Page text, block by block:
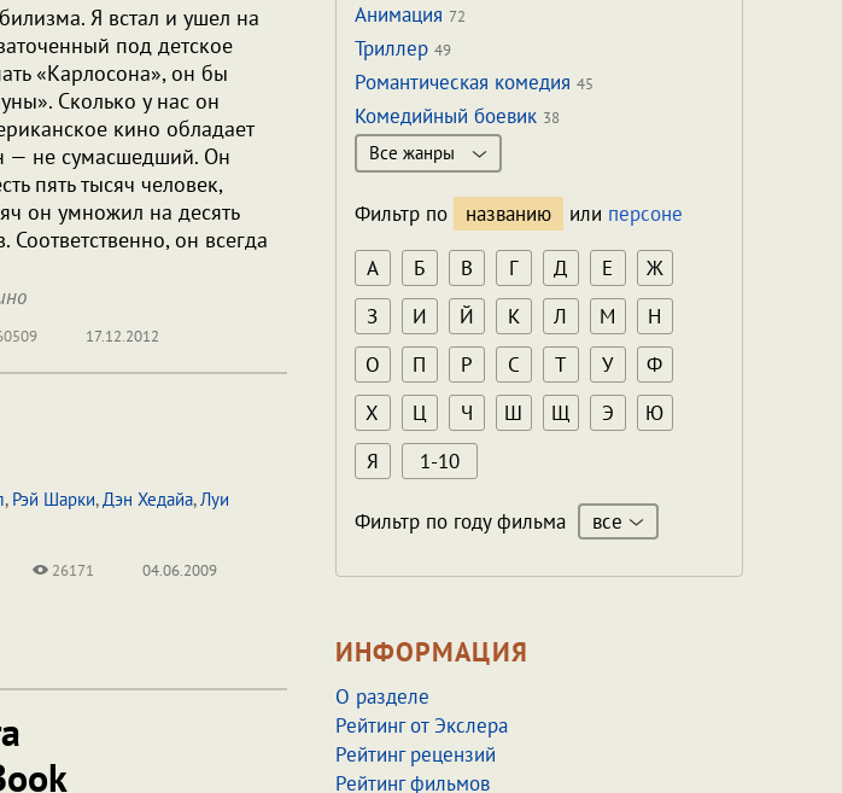
Я встал и ушел на
под детское
«Карлосона», он бы
Сколько у нас он
кино обладает
— не сумасшедший. Он
пять тысяч человек,
он умножил на десять
он всегда
17.12.2012
, Рэй Шарки,Дэн Хедайа,Луи
26171 04.06.2009
Анимация 72
Триллер 49
Романтическая комедия 45
Комедийный боевик 38
Все жанры
Фильтр по названию или персоне
А Б В Г Д Е
Ж
З
И Й К Л М
Н
О
П Р С Т У
Ф
Х
Ц Ч Ш Щ Э
Ю
Я
1-10
Фильтр по году фильма все
ИНФОРМАЦИЯ
О разделе
Рейтинг от Экслера
Рейтинг рецензий
Рейтинг фильмов